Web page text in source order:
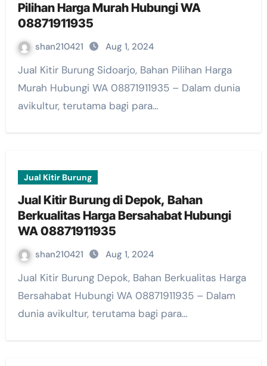
Pilihan Harga Murah Hubungi WA
08871911935
shan210421 Aug 1, 2024
Jual Kitir Burung Sidoarjo, Bahan Pilihan Harga
Murah Hubungi WA 08871911935 – Dalam dunia
avikultur, terutama bagi para…
Jual Kitir Burung
Jual Kitir Burung di Depok, Bahan
Berkualitas Harga Bersahabat Hubungi
WA 08871911935
shan210421 Aug 1, 2024
Jual Kitir Burung Depok, Bahan Berkualitas Harga
Bersahabat Hubungi WA 08871911935 – Dalam
dunia avikultur, terutama bagi para…